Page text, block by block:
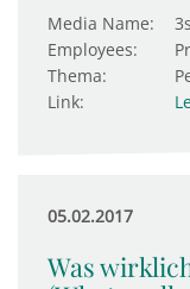
Media Name:
Employees:
Thema:
Link:
05.02.2017
Was